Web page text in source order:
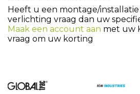
Heeft u een montage/
verlichting vraag dan uw
Maak een account aan met uw
vraag om uw korting